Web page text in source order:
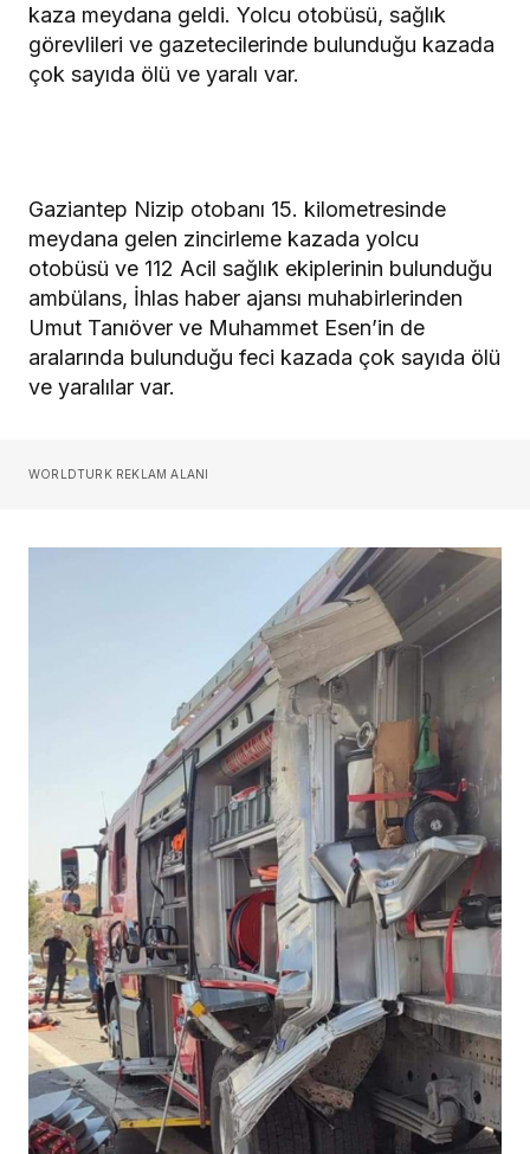
kaza meydana geldi. Yolcu otobüsü, sağlık
görevlileri ve gazetecilerinde bulunduğu kazada
çok sayıda ölü ve yaralı var.
Gaziantep Nizip otobanı 15. kilometresinde
meydana gelen zincirleme kazada yolcu
otobüsü ve 112 Acil sağlık ekiplerinin bulunduğu
ambülans, İhlas haber ajansı muhabirlerinden
Umut Tanıöver ve Muhammet Esen’in de
aralarında bulunduğu feci kazada çok sayıda ölü
ve yaralılar var.
WORLDTURK REKLAM ALANI